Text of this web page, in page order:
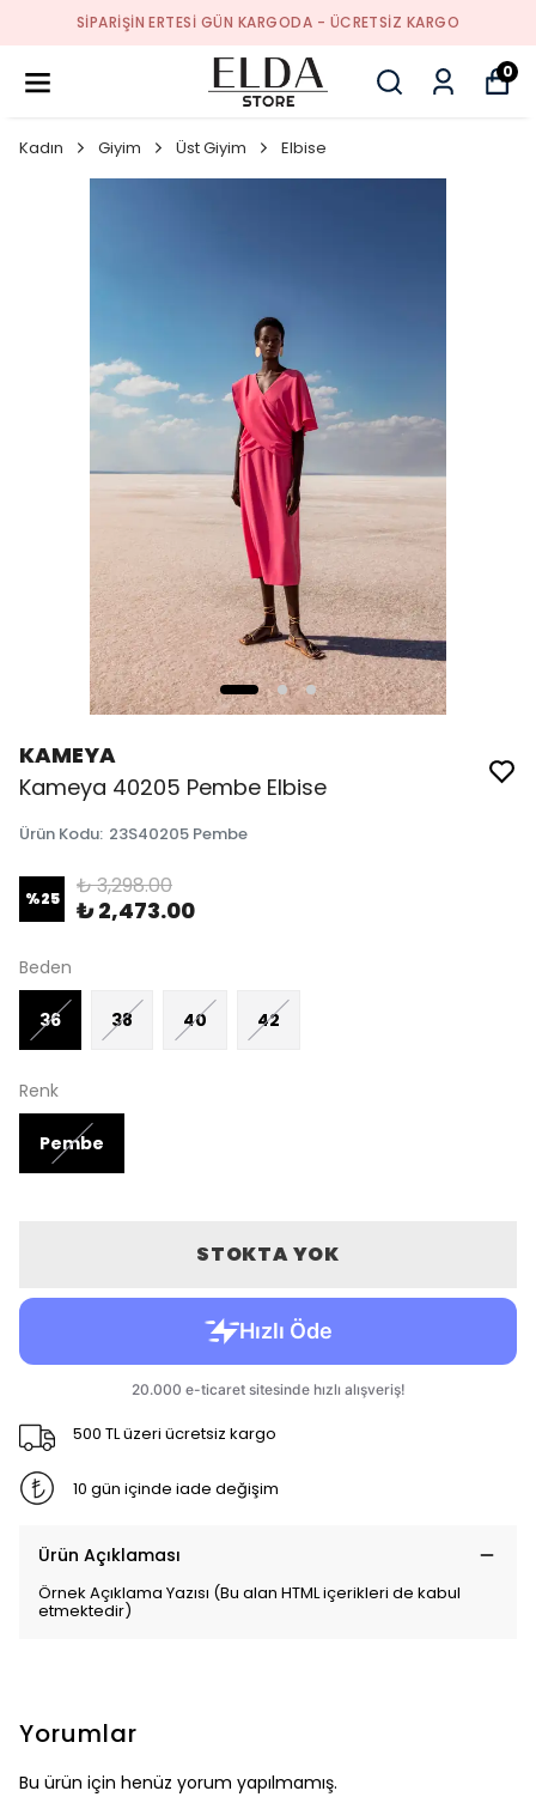
SIPARIŞIN ERTESI GÜN KARGODA - ÜCRETSIZ KARGO
0
Kadın Giyim Üst Giyim Elbise
KAMEYA
Kameya 40205 Pembe Elbise
Ürün Kodu: 23S40205 Pembe
%25 ₺ 3,298.00
₺ 2,473.00
Beden
36 38 40 42
Renk
Pembe
STOKTA YOK
500 TL üzeri ücretsiz kargo
10 gün içinde iade değişim
Ürün Açıklaması
Örnek Açıklama Yazısı (Bu alan HTML içerikleri de kabul
etmektedir)
Yorumlar
Bu ürün için henüz yorum yapılmamış.